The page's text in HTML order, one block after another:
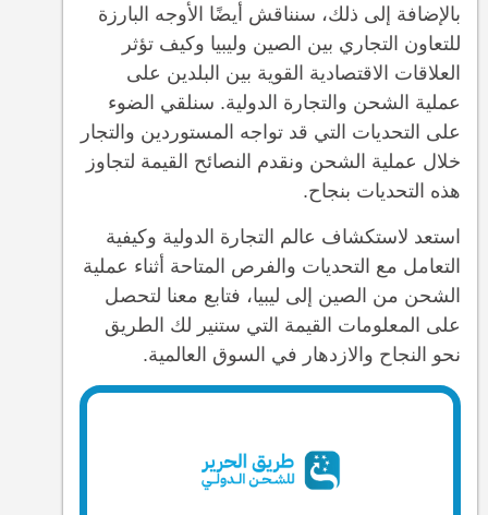
بالإضافة إلى ذلك، سنناقش أيضًا الأوجه البارزة
للتعاون التجاري بين الصين وليبيا وكيف تؤثر
العلاقات الاقتصادية القوية بين البلدين على
عملية الشحن والتجارة الدولية. سنلقي الضوء
على التحديات التي قد تواجه المستوردين والتجار
خلال عملية الشحن ونقدم النصائح القيمة لتجاوز
هذه التحديات بنجاح.
استعد لاستكشاف عالم التجارة الدولية وكيفية
التعامل مع التحديات والفرص المتاحة أثناء عملية
الشحن من الصين إلى ليبيا، فتابع معنا لتحصل
على المعلومات القيمة التي ستنير لك الطريق
نحو النجاح والازدهار في السوق العالمية.